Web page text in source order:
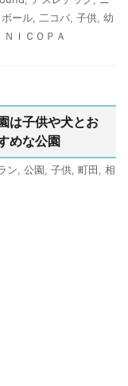
ボール 二コパ 子供 幼
ＮＩＣＯＰＡ
は子供や犬とお
めな公園
ン 公園 子供 町田
相